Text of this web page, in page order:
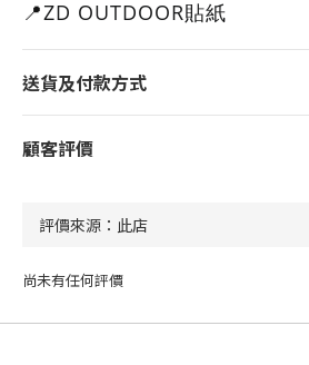
📍ZD OUTDOOR貼紙
送貨及付款方式
顧客評價
尚未有任何評價